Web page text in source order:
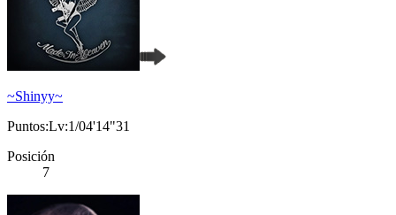
~Shinyy~
Puntos:Lv:1/04'14"31
Posición
7